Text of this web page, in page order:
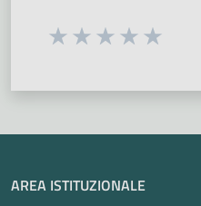
Seleziona una
AREA ISTITUZIONALE